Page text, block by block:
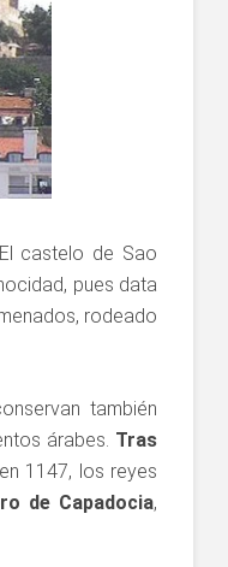
castelo de Sao
pues data
rodeado
también
árabes. Tras
1147, los reyes
de Capadocia,